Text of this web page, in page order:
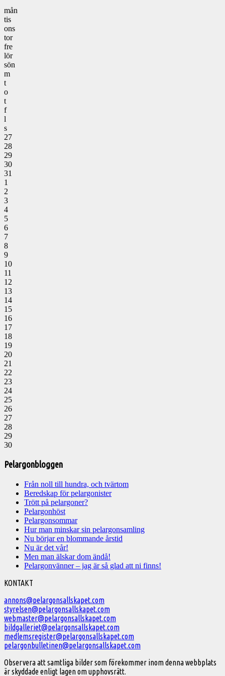
mån
tis
ons
tor
fre
lör
sön
m
t
o
t
f
l
s
27
28
29
30
31
1
2
3
4
5
6
7
8
9
10
11
12
13
14
15
16
17
18
19
20
21
22
23
24
25
26
27
28
29
30
Pelargonbloggen
Från noll till hundra, och tvärtom
Beredskap för pelargonister
Trött på pelargoner?
Pelargonhöst
Pelargonsommar
Hur man minskar sin pelargonsamling
Nu börjar en blommande årstid
Nu är det vår!
Men man älskar dom ändå!
Pelargonvänner – jag är så glad att ni finns!
Välkommen
till
Svenska
Pelargonsällskapet
KONTAKT
annons@pelargonsallskapet.com
styrelsen@pelargonsallskapet.com
webmaster@pelargonsallskapet.com
bildgalleriet@pelargonsallskapet.com
medlemsregister@pelargonsallskapet.com
pelargonbulletinen@pelargonsallskapet.com
Observera att samtliga bilder som förekommer inom denna webbplats
är skyddade enligt lagen om upphovsrätt.